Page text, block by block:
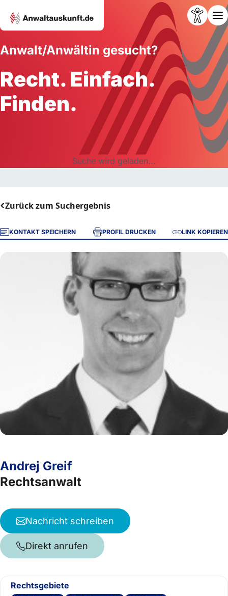
Anwalt/Anwältin gesucht?
Recht. Einfach.
Finden.
Suche wird geladen...
Zurück zum Suchergebnis
KONTAKT SPEICHERN PROFIL DRUCKEN LINK KOPIEREN
Andrej Greif
Rechtsanwalt
Nachricht schreiben
Direkt anrufen
Rechtsgebiete